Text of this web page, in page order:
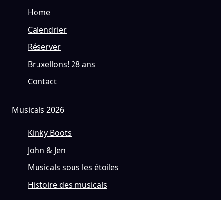
Home
Calendrier
Réserver
Bruxellons! 28 ans
Contact
Musicals 2026
Kinky Boots
John & Jen
Musicals sous les étoiles
Histoire des musicals